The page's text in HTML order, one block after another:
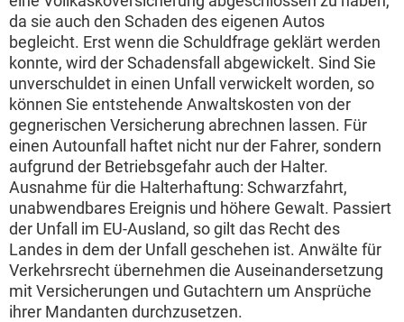
da sie auch den Schaden des eigenen Autos
begleicht. Erst wenn die Schuldfrage geklärt werden
konnte, wird der Schadensfall abgewickelt. Sind Sie
unverschuldet in einen Unfall verwickelt worden, so
können Sie entstehende Anwaltskosten von der
gegnerischen Versicherung abrechnen lassen. Für
einen Autounfall haftet nicht nur der Fahrer, sondern
aufgrund der Betriebsgefahr auch der Halter.
Ausnahme für die Halterhaftung: Schwarzfahrt,
unabwendbares Ereignis und höhere Gewalt. Passiert
der Unfall im EU-Ausland, so gilt das Recht des
Landes in dem der Unfall geschehen ist. Anwälte für
Verkehrsrecht übernehmen die Auseinandersetzung
mit Versicherungen und Gutachtern um Ansprüche
ihrer Mandanten durchzusetzen.